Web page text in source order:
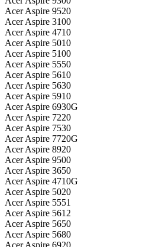
Acer Aspire 9520
Acer Aspire 3100
Acer Aspire 4710
Acer Aspire 5010
Acer Aspire 5100
Acer Aspire 5550
Acer Aspire 5610
Acer Aspire 5630
Acer Aspire 5910
Acer Aspire 6930G
Acer Aspire 7220
Acer Aspire 7530
Acer Aspire 7720G
Acer Aspire 8920
Acer Aspire 9500
Acer Aspire 3650
Acer Aspire 4710G
Acer Aspire 5020
Acer Aspire 5551
Acer Aspire 5612
Acer Aspire 5650
Acer Aspire 5680